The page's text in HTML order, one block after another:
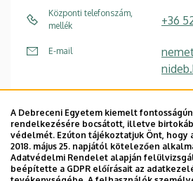
Központi telefonszám,
mellék
+36
E-mail
tér 1.
Épület, emelet, szobaszám
épület
A Debreceni Egyetem kiemelt
rendelkezésére bocsátott, illetve
védelmét. Ezúton tájékoztatjuk Önt, hogy
2018. május 25. napjától kötelezően
Adatvédelmi Rendelet alapján
beépítette a GDPR előírásait az